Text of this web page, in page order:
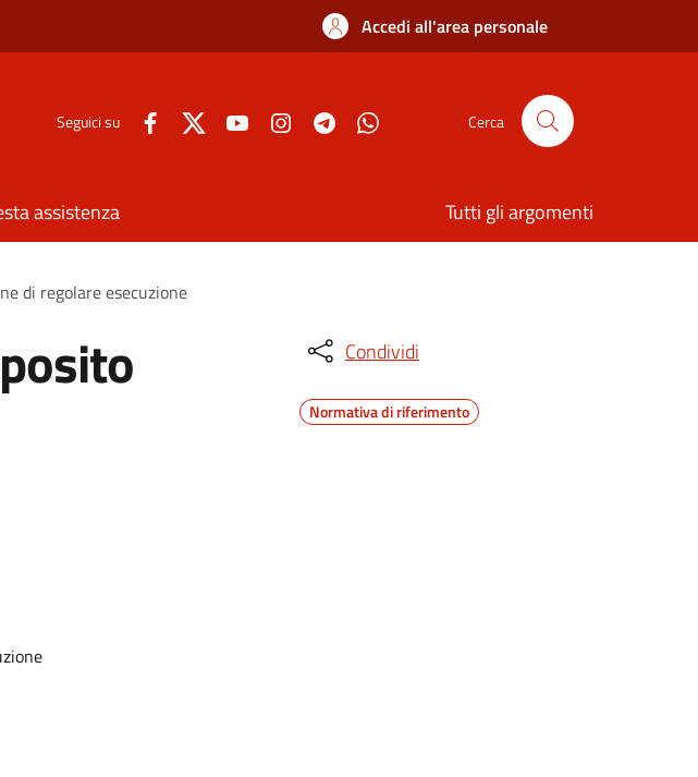
Accedi all'area personale
Seguici su Cerca
assistenza Tutti gli argomenti
di regolare esecuzione
Condividi
Normativa di riferimento